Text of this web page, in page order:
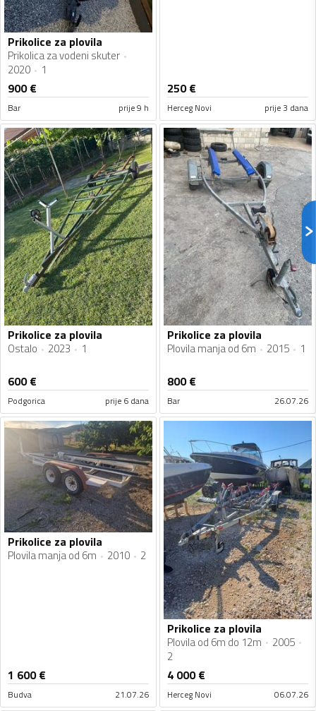
Prikolice za plovila
Prikolica za vodeni skuter
2020
1
900€
Bar prije 9 h
250€
Herceg Novi prije 3 dana
Prikolice za plovila
Ostalo 2023 1
600€
Podgorica prije 6 dana
Prikolice za plovila
Plovila manja od 6m 2015 1
800€
Bar 26.07.26
Prikolice za plovila
Plovila manja od 6m 2010 2
1 600€
Budva 21.07.26
Prikolice za plovila
Plovila od 6m do 12m
2005
2
4 000€
Herceg Novi 06.07.26